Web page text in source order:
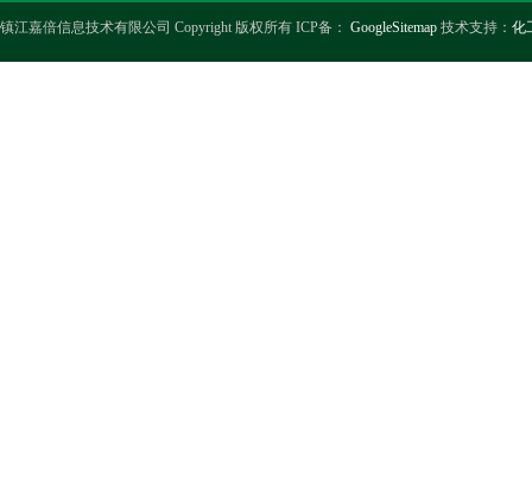
镇江嘉倍信息技术有限公司 Copyright 版权所有 ICP备： GoogleSitemap 技术支持： 化